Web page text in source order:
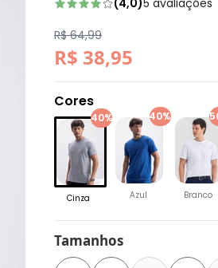
(4,0)5 avaliações
R$ 64,99
R$ 38,95
Cores
40%
Cinza
40%
Azul Branco
Tamanhos